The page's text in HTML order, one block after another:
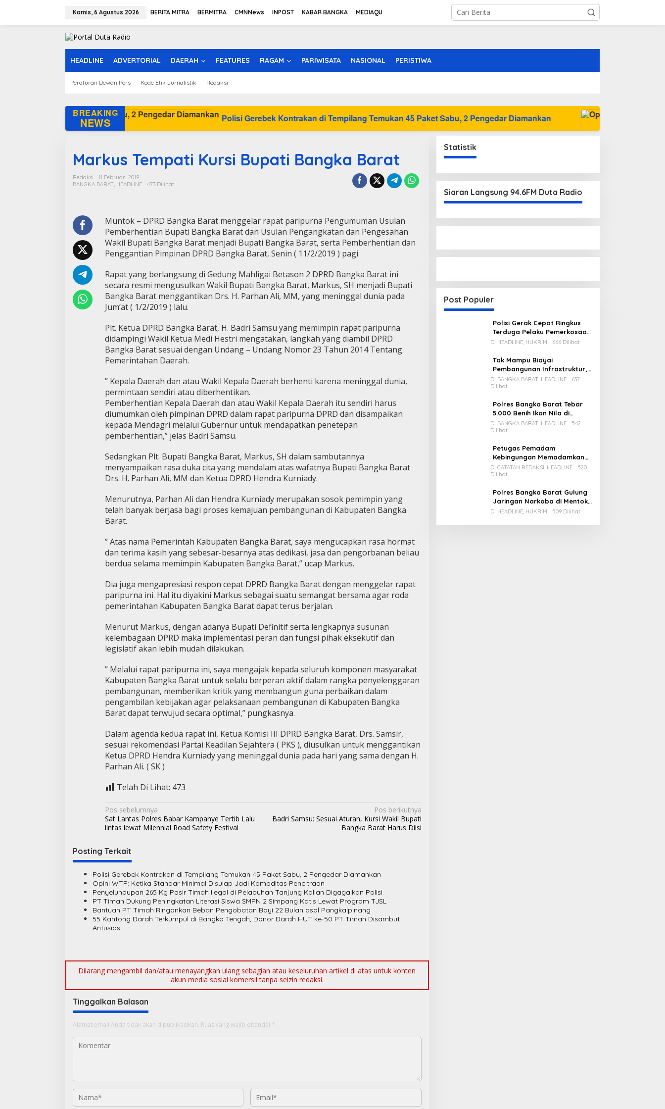
Kamis, 6 Agustus 2026 BERITA MITRA BERMITRA CMNNews INPOST KABAR BANGKA MEDIAQU
HEADLINE ADVERTORIAL DAERAH FEATURES RAGAM PARIWISATA NASIONAL PERISTIWA
Peraturan Dewan Pers Kode Etik Jurnalistik Redaksi
BREAKING
NEWS Polisi Gerebek Kontrakan di Tempilang Temukan 45 Paket Sabu, 2 Pengedar Diamankan
Markus Tempati Kursi Bupati Bangka Barat
Redaksi
11 Februari 2019
BANGKA BARAT, HEADLINE 473 Dilihat
Muntok – DPRD Bangka Barat menggelar rapat paripurna Pengumuman Usulan
Pemberhentian Bupati Bangka Barat dan Usulan Pengangkatan dan Pengesahan
Wakil Bupati Bangka Barat menjadi Bupati Bangka Barat, serta Pemberhentian dan
Penggantian Pimpinan DPRD Bangka Barat, Senin ( 11/2/2019 ) pagi.
Rapat yang berlangsung di Gedung Mahligai Betason 2 DPRD Bangka Barat ini
secara resmi mengusulkan Wakil Bupati Bangka Barat, Markus, SH menjadi Bupati
Bangka Barat menggantikan Drs. H. Parhan Ali, MM, yang meninggal dunia pada
Jum’at ( 1/2/2019 ) lalu.
Plt. Ketua DPRD Bangka Barat, H. Badri Samsu yang memimpin rapat paripurna
didampingi Wakil Ketua Medi Hestri mengatakan, langkah yang diambil DPRD
Bangka Barat sesuai dengan Undang – Undang Nomor 23 Tahun 2014 Tentang
Pemerintahan Daerah.
” Kepala Daerah dan atau Wakil Kepala Daerah berhenti karena meninggal dunia,
permintaan sendiri atau diberhentikan.
Pemberhentian Kepala Daerah dan atau Wakil Kepala Daerah itu sendiri harus
diumumkan oleh pimpinan DPRD dalam rapat paripurna DPRD dan disampaikan
kepada Mendagri melalui Gubernur untuk mendapatkan penetepan
pemberhentian,” jelas Badri Samsu.
Sedangkan Plt. Bupati Bangka Barat, Markus, SH dalam sambutannya
menyampaikan rasa duka cita yang mendalam atas wafatnya Bupati Bangka Barat
Drs. H. Parhan Ali, MM dan Ketua DPRD Hendra Kurniady.
Menurutnya, Parhan Ali dan Hendra Kurniady merupakan sosok pemimpin yang
telah banyak berjasa bagi proses kemajuan pembangunan di Kabupaten Bangka
Barat.
” Atas nama Pemerintah Kabupaten Bangka Barat, saya mengucapkan rasa hormat
dan terima kasih yang sebesar-besarnya atas dedikasi, jasa dan pengorbanan beliau
berdua selama memimpin Kabupaten Bangka Barat,” ucap Markus.
Dia juga mengapresiasi respon cepat DPRD Bangka Barat dengan menggelar rapat
paripurna ini. Hal itu diyakini Markus sebagai suatu semangat bersama agar roda
pemerintahan Kabupaten Bangka Barat dapat terus berjalan.
Menurut Markus, dengan adanya Bupati Definitif serta lengkapnya susunan
kelembagaan DPRD maka implementasi peran dan fungsi pihak eksekutif dan
legislatif akan lebih mudah dilakukan.
” Melalui rapat paripurna ini, saya mengajak kepada seluruh komponen masyarakat
Kabupaten Bangka Barat untuk selalu berperan aktif dalam rangka penyelenggaran
pembangunan, memberikan kritik yang membangun guna perbaikan dalam
pengambilan kebijakan agar pelaksanaan pembangunan di Kabupaten Bangka
Barat dapat terwujud secara optimal,” pungkasnya.
Dalam agenda kedua rapat ini, Ketua Komisi III DPRD Bangka Barat, Drs. Samsir,
sesuai rekomendasi Partai Keadilan Sejahtera ( PKS ), diusulkan untuk menggantikan
Ketua DPRD Hendra Kurniady yang meninggal dunia pada hari yang sama dengan H.
Parhan Ali. ( SK )
Telah Di Lihat: 473
N
a
i
g
a
s
i
p
Pos sebelumnya
Sat Lantas Polres Babar Kampanye Tertib Lalu
lintas lewat Milennial Road Safety Festival
Pos berikutnya
Badri Samsu: Sesuai Aturan, Kursi Wakil Bupati
Bangka Barat Harus Diisi
Posting Terkait
Polisi Gerebek Kontrakan di Tempilang Temukan 45 Paket Sabu, 2 Pengedar Diamankan
Opini WTP: Ketika Standar Minimal Disulap Jadi Komoditas Pencitraan
Penyelundupan 265 Kg Pasir Timah Ilegal di Pelabuhan Tanjung Kalian Digagalkan Polisi
PT Timah Dukung Peningkatan Literasi Siswa SMPN 2 Simpang Katis Lewat Program TJSL
Bantuan PT Timah Ringankan Beban Pengobatan Bayi 22 Bulan asal Pangkalpinang
55 Kantong Darah Terkumpul di Bangka Tengah, Donor Darah HUT ke-50 PT Timah Disambut
Antusias
Dilarang mengambil dan/atau menayangkan ulang sebagian atau keseluruhan artikel di atas untuk konten
akun media sosial komersil tanpa seizin redaksi.
Tinggalkan Balasan
Alamat email Anda tidak akan dipublikasikan. Ruas yang wajib ditandai *
Statistik
Siaran Langsung 94.6FM Duta Radio
Post Populer
Polisi Gerak Cepat Ringkus
Terduga Pelaku Pemerkosaan
di Kecamatan Mentok
Di HEADLINE, HUKRIM 666 Dilihat
Tak Mampu Biayai
Pembangunan Infrastruktur,
Pemda Babar Rencana Utang
Rp65 M
Di BANGKA BARAT, HEADLINE
637
Dilihat
Polres Bangka Barat Tebar
5.000 Benih Ikan Nila di
Bozem Kampung Iklim
Di BANGKA BARAT, HEADLINE
542
Dilihat
Petugas Pemadam
Kebingungan Memadamkan
Apinya Sendiri
Di CATATAN REDAKSI, HEADLINE
520
Dilihat
Polres Bangka Barat Gulung
Jaringan Narkoba di Mentok,
2 Pemain Besar Diamankan, 1
Di HEADLINE, HUKRIM 509 Dilihat